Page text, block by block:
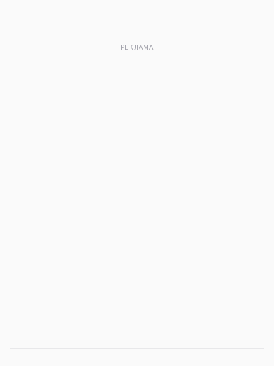
РЕКЛАМА